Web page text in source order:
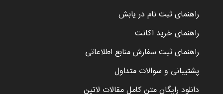
راهنمای ثبت نام در یابش
راهنمای خرید اکانت
راهنمای ثبت سفارش منابع اطلاعاتی
پشتیبانی و سوالات متداول
دانلود رایگان متن کامل مقالات لاتین